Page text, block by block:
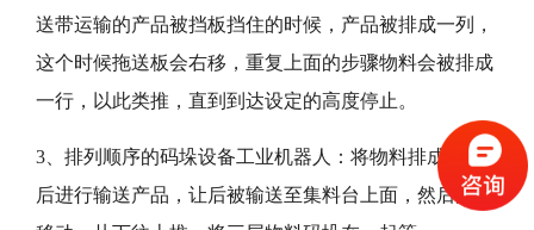
送带运输的产品被挡板挡住的时候，产品被排成一列，
这个时候拖送板会右移，重复上面的步骤物料会被排成
一行，以此类推，直到到达设定的高度停止。
3、排列顺序的码垛设备工业机器人：将物料排成排之
后进行输送产品，让后被输送至集料台上面，然后向左